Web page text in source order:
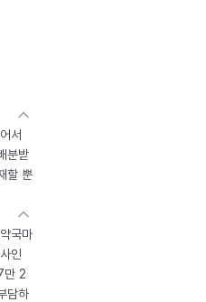
서
분받
할 뿐
국마
인
만 2
담하